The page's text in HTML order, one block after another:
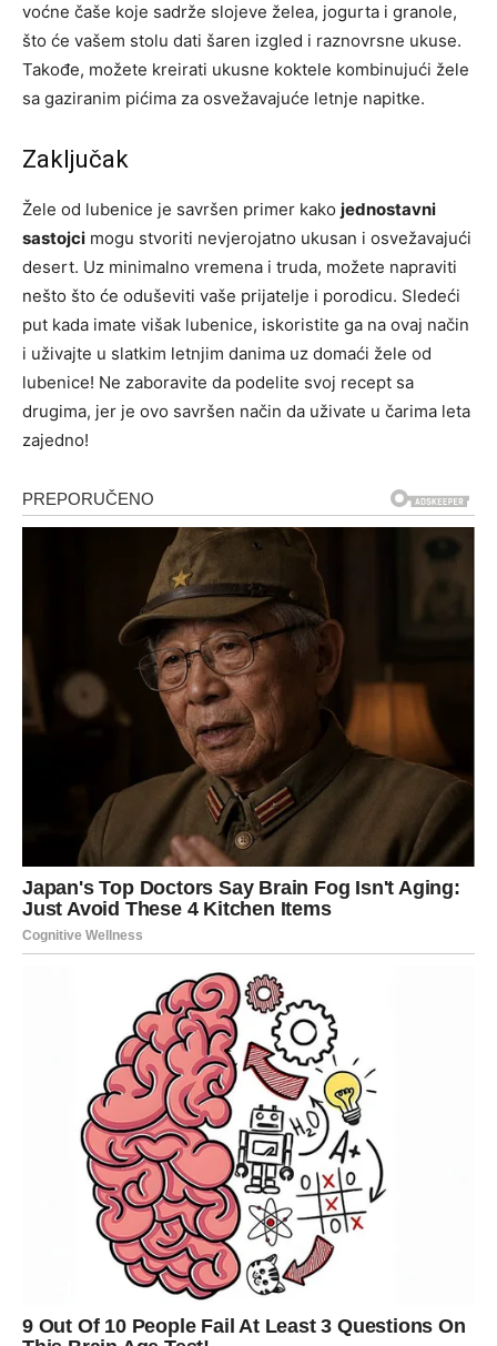
voćne čaše koje sadrže slojeve želea, jogurta i granole,
što će vašem stolu dati šaren izgled i raznovrsne ukuse.
Takođe, možete kreirati ukusne koktele kombinujući žele
sa gaziranim pićima za osvežavajuće letnje napitke.
Zaključak
Žele od lubenice je savršen primer kako jednostavni
sastojci mogu stvoriti nevjerojatno ukusan i osvežavajući
desert. Uz minimalno vremena i truda, možete napraviti
nešto što će oduševiti vaše prijatelje i porodicu. Sledeći
put kada imate višak lubenice, iskoristite ga na ovaj način
i uživajte u slatkim letnjim danima uz domaći žele od
lubenice! Ne zaboravite da podelite svoj recept sa
drugima, jer je ovo savršen način da uživate u čarima leta
zajedno!